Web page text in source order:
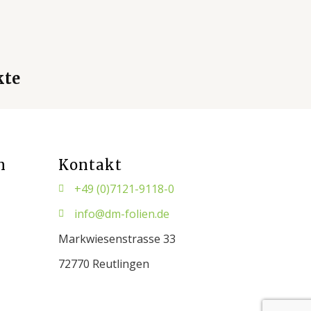
Kontakt
+49 (0)7121-9118-0
info@dm-folien.de
Markwiesenstrasse 33
72770 Reutlingen